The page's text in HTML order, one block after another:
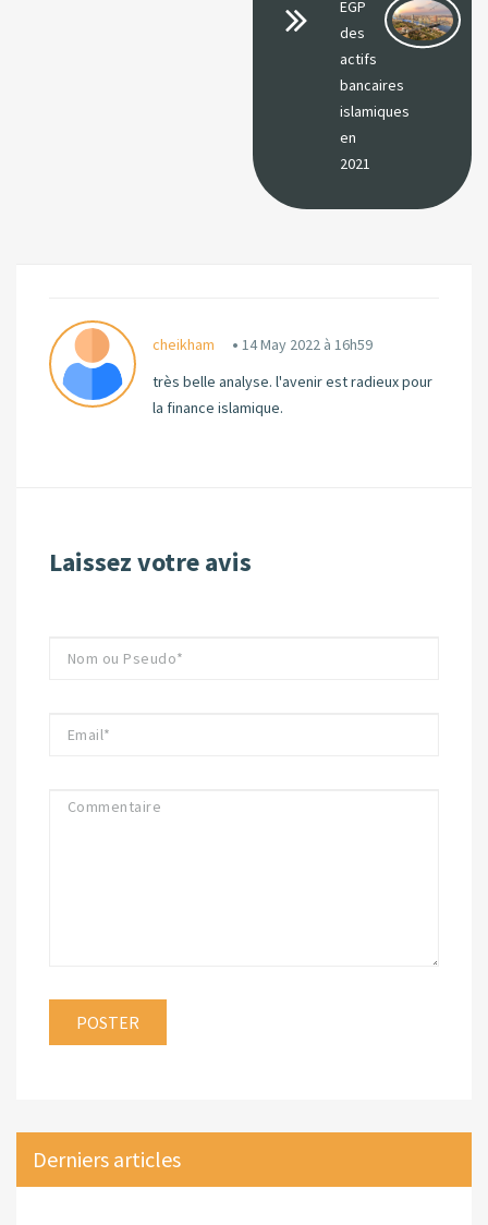
EGP
des
actifs
bancaires
islamiques
en
2021
cheikham
14 May 2022 à 16h59
très belle analyse. l'avenir est radieux pour
la finance islamique.
Laissez votre avis
Derniers articles